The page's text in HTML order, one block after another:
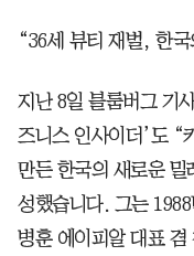
“36세 뷰티 재벌, 한
지난 8일 블룸버그 기
즈니스 인사이더’도 “
만든 한국의 새로운
성했습니다. 그는
병훈 에이피알 대표 겸